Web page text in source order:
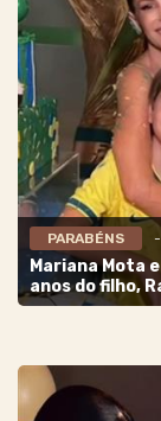
PARABÉNS
Mariana Mota
anos do filho,